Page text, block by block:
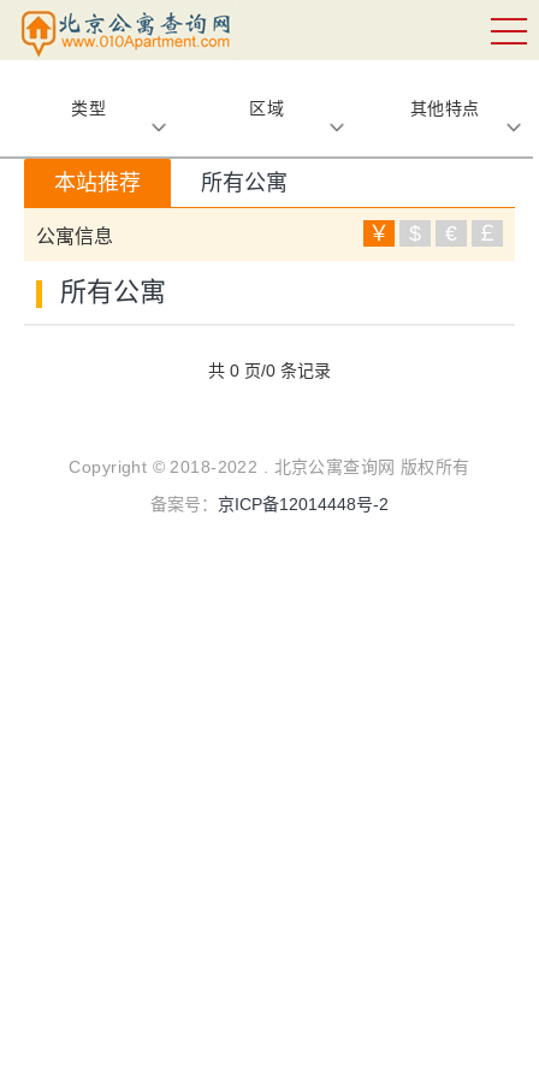
类型 区域 其他特点
本站推荐 所有公寓
公寓信息 ￥ $ € ￡
所有公寓
共 0 页/0 条记录
Copyright © 2018-2022 . 北京公寓查询网 版权所有
备案号： 京ICP备12014448号-2